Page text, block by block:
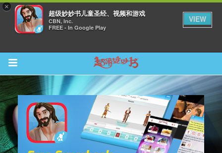
×
超级妙妙书儿童圣经、视频和游戏
CBN, Inc.
FREE - In Google Play
VIEW
Return to Content